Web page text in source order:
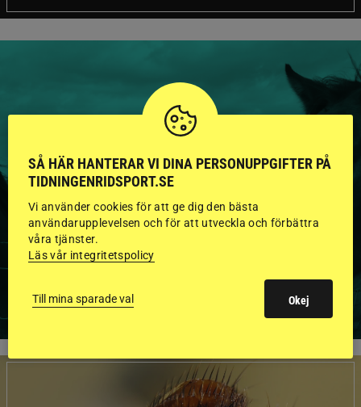
HINGSTAR ONLINE
GODKÄNDA HINGSTAR I
FLERA KATEGORIER MED
BILDER OCH FAKTA
VISA ALLA HINGSTAR
SÅ HÄR HANTERAR VI DINA PERSONUPPGIFTER PÅ
TIDNINGENRIDSPORT.SE
Vi använder cookies för att ge dig den bästa
användarupplevelsen och för att utveckla och förbättra
våra tjänster.
Läs vår integritetspolicy
Till mina sparade val Okej